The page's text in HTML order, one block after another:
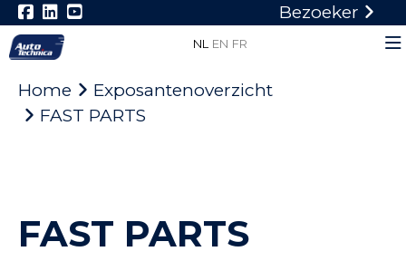
Bezoeker
NL EN FR
Home
Exposantenoverzicht
FAST PARTS
FAST PARTS